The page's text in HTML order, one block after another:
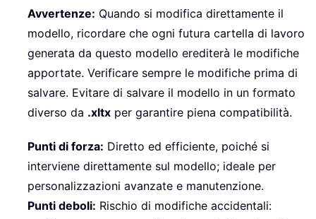
Avvertenze: Quando si modifica direttamente il
modello, ricordare che ogni futura cartella di lavoro
generata da questo modello erediterà le modifiche
apportate. Verificare sempre le modifiche prima di
salvare. Evitare di salvare il modello in un formato
diverso da .xltx per garantire piena compatibilità.
Punti di forza: Diretto ed efficiente, poiché si
interviene direttamente sul modello; ideale per
personalizzazioni avanzate e manutenzione.
Punti deboli: Rischio di modifiche accidentali: